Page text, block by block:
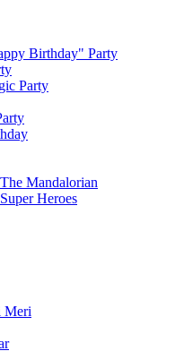
Birthday" Party
Party
Mandalorian
Heroes
Meri